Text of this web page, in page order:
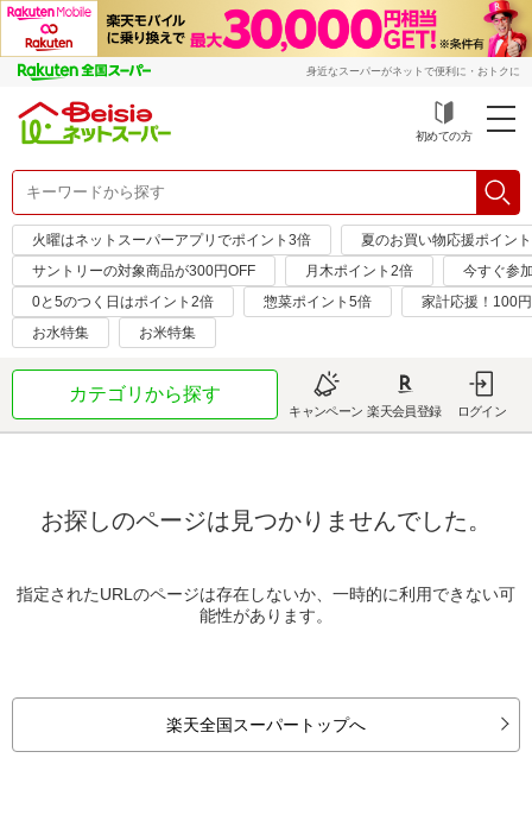
身近なスーパーがネットで便利に・おトクに
初めての方
火曜はネットスーパーアプリでポイント3倍
夏のお買い物応援ポイン
サントリーの対象商品が300円OFF
月木ポイント2倍
今すぐ参
0と5のつく日はポイント2倍
惣菜ポイント5倍
家計応援！100
お水特集
お米特集
カテゴリから探す
キャンペーン 楽天会員登録 ログイン
お探しのページは見つかりませんでした。
指定されたURLのページは存在しないか、一時的に利用できない可
能性があります。
楽天全国スーパートップへ